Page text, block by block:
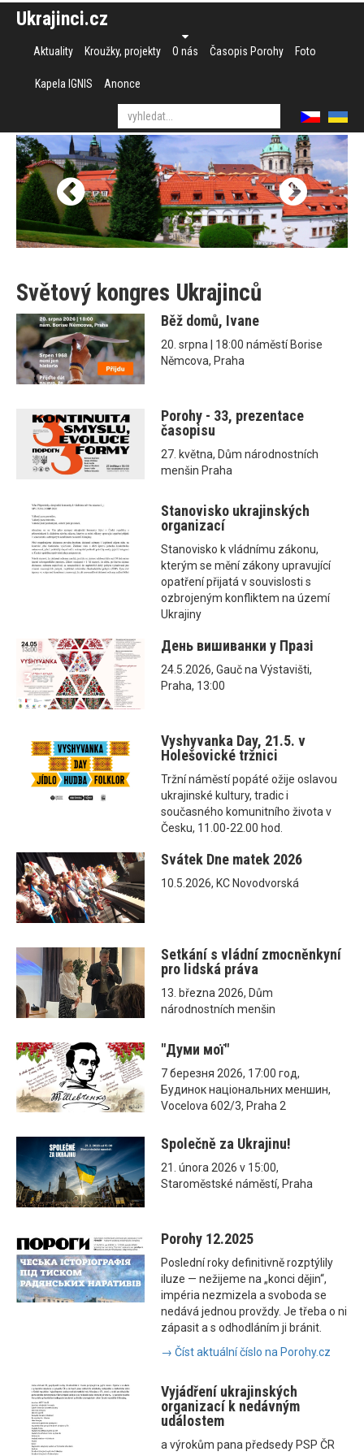
Ukrajinci.cz
Aktuality Kroužky, projekty O nás Časopis Porohy Foto
Kapela IGNIS Anonce
Světový kongres Ukrajinců
Běž domů, Ivane
20. srpna | 18:00 náměstí Borise
Němcova, Praha
Porohy - 33, prezentace
časopisu
27. května, Dům národnostních
menšin Praha
Stanovisko ukrajinských
organizací
Stanovisko k vládnímu zákonu,
kterým se mění zákony upravující
opatření přijatá v souvislosti s
ozbrojeným konfliktem na území
Ukrajiny
День вишиванки у Празі
24.5.2026, Gauč na Výstavišti,
Praha, 13:00
Vyshyvanka Day, 21.5. v
Holešovické tržnici
Tržní náměstí popáté ožije oslavou
ukrajinské kultury, tradic i
současného komunitního života v
Česku, 11.00-22.00 hod.
Svátek Dne matek 2026
10.5.2026, KC Novodvorská
Setkání s vládní zmocněnkyní
pro lidská práva
13. března 2026, Dům
národnostních menšin
"Думи мої"
7 березня 2026, 17:00 год,
Будинок національних меншин,
Vocelova 602/3, Praha 2
Společně za Ukrajinu!
21. února 2026 v 15:00,
Staroměstské náměstí, Praha
Porohy 12.2025
Poslední roky definitivně rozptýlily
iluze — nežijeme na „konci dějin“,
impéria nezmizela a svoboda se
nedává jednou provždy. Je třeba o ni
zápasit a s odhodláním ji bránit.
→ Číst aktuální číslo na Porohy.cz
Vyjádření ukrajinských
organizací k nedávným
událostem
a výrokům pana předsedy PSP ČR